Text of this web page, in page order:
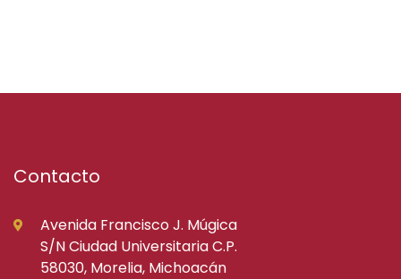
Contacto
Avenida Francisco J. Múgica
S/N Ciudad Universitaria C.P.
58030, Morelia, Michoacán